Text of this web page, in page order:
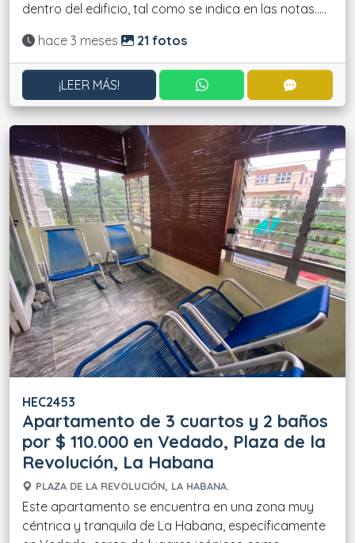
dentro del edificio, tal como se indica en las notas.....
Actualizado:
hace 3 meses 21 fotos
¡LEER MÁS! CONTACTAR POR
HEC2453
Apartamento de 3 cuartos y 2 baños
por $ 110.000 en Vedado, Plaza de la
Revolución, La Habana
PLAZA DE LA REVOLUCIÓN, LA HABANA.
Este apartamento se encuentra en una zona muy
céntrica y tranquila de La Habana, específicamente